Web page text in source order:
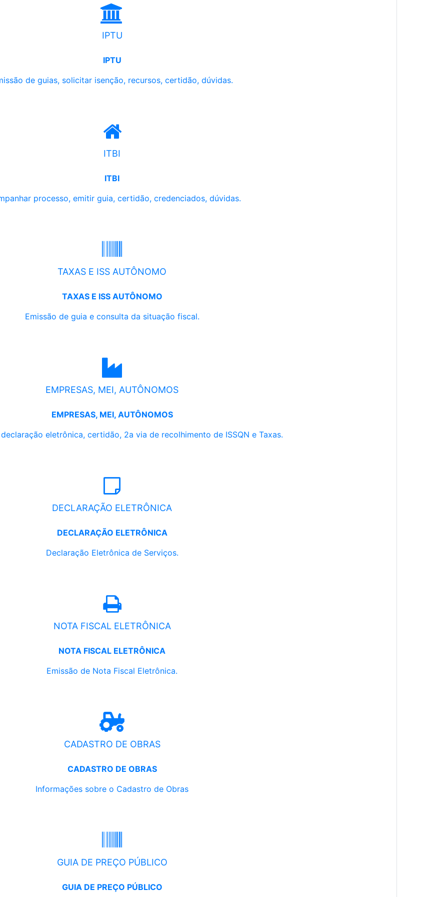
IPTU
IPTU
de guias, solicitar isenção, recursos, certidão, dúvidas.
ITBI
ITBI
processo, emitir guia, certidão, credenciados, dúvidas.
TAXAS E ISS AUTÔNOMO
TAXAS E ISS AUTÔNOMO
Emissão de guia e consulta da situação fiscal.
EMPRESAS, MEI, AUTÔNOMOS
EMPRESAS, MEI, AUTÔNOMOS
eletrônica, certidão, 2a via de recolhimento de ISSQN e Taxas.
DECLARAÇÃO ELETRÔNICA
DECLARAÇÃO ELETRÔNICA
Declaração Eletrônica de Serviços.
NOTA FISCAL ELETRÔNICA
NOTA FISCAL ELETRÔNICA
Emissão de Nota Fiscal Eletrônica.
CADASTRO DE OBRAS
CADASTRO DE OBRAS
Informações sobre o Cadastro de Obras
GUIA DE PREÇO PÚBLICO
GUIA DE PREÇO PÚBLICO